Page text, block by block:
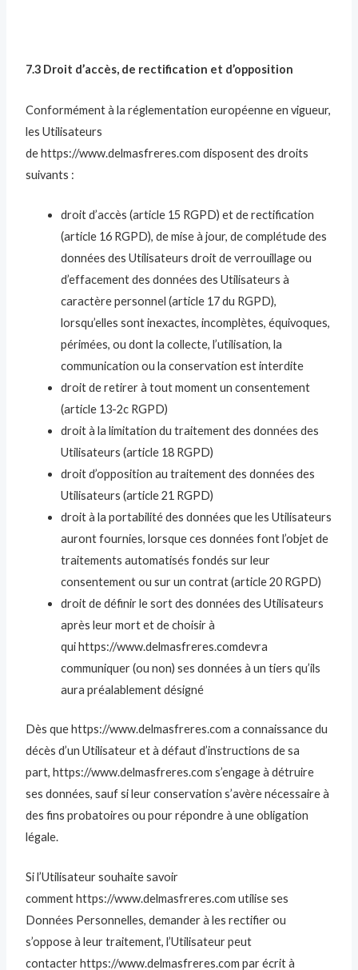
7.3 Droit d’accès, de rectification et d’opposition
Conformément à la réglementation européenne en vigueur,
les Utilisateurs
de https://www.delmasfreres.com disposent des droits
suivants :
droit d’accès (article 15 RGPD) et de rectification
(article 16 RGPD), de mise à jour, de complétude des
données des Utilisateurs droit de verrouillage ou
d’effacement des données des Utilisateurs à
caractère personnel (article 17 du RGPD),
lorsqu’elles sont inexactes, incomplètes, équivoques,
périmées, ou dont la collecte, l’utilisation, la
communication ou la conservation est interdite
droit de retirer à tout moment un consentement
(article 13-2c RGPD)
droit à la limitation du traitement des données des
Utilisateurs (article 18 RGPD)
droit d’opposition au traitement des données des
Utilisateurs (article 21 RGPD)
droit à la portabilité des données que les Utilisateurs
auront fournies, lorsque ces données font l’objet de
traitements automatisés fondés sur leur
consentement ou sur un contrat (article 20 RGPD)
droit de définir le sort des données des Utilisateurs
après leur mort et de choisir à
qui https://www.delmasfreres.comdevra
communiquer (ou non) ses données à un tiers qu’ils
aura préalablement désigné
Dès que https://www.delmasfreres.com a connaissance du
décès d’un Utilisateur et à défaut d’instructions de sa
part, https://www.delmasfreres.com s’engage à détruire
ses données, sauf si leur conservation s’avère nécessaire à
des fins probatoires ou pour répondre à une obligation
légale.
Si l’Utilisateur souhaite savoir
comment https://www.delmasfreres.com utilise ses
Données Personnelles, demander à les rectifier ou
s’oppose à leur traitement, l’Utilisateur peut
contacter https://www.delmasfreres.com par écrit à